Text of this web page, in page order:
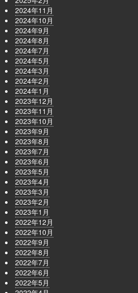
2024年11月
2024年10月
2024年9月
2024年8月
2024年7月
2024年5月
2024年3月
2024年2月
2024年1月
2023年12月
2023年11月
2023年10月
2023年9月
2023年8月
2023年7月
2023年6月
2023年5月
2023年4月
2023年3月
2023年2月
2023年1月
2022年12月
2022年10月
2022年9月
2022年8月
2022年7月
2022年6月
2022年5月